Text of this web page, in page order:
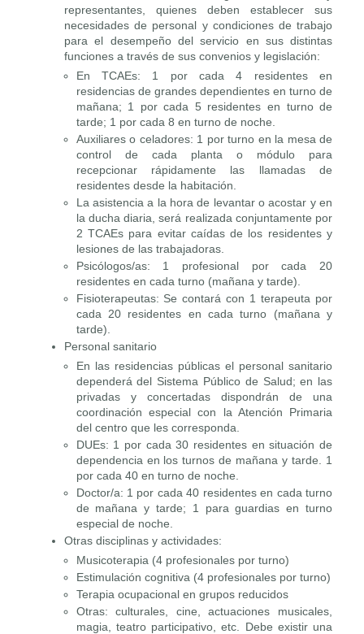
representantes, quienes deben establecer sus
necesidades de personal y condiciones de trabajo
para el desempeño del servicio en sus distintas
funciones a través de sus convenios y legislación:
En TCAEs: 1 por cada 4 residentes en
residencias de grandes dependientes en turno de
mañana; 1 por cada 5 residentes en turno de
tarde; 1 por cada 8 en turno de noche.
Auxiliares o celadores: 1 por turno en la mesa de
control de cada planta o módulo para
recepcionar rápidamente las llamadas de
residentes desde la habitación.
La asistencia a la hora de levantar o acostar y en
la ducha diaria, será realizada conjuntamente por
2 TCAEs para evitar caídas de los residentes y
lesiones de las trabajadoras.
Psicólogos/as: 1 profesional por cada 20
residentes en cada turno (mañana y tarde).
Fisioterapeutas: Se contará con 1 terapeuta por
cada 20 residentes en cada turno (mañana y
tarde).
Personal sanitario
En las residencias públicas el personal sanitario
dependerá del Sistema Público de Salud; en las
privadas y concertadas dispondrán de una
coordinación especial con la Atención Primaria
del centro que les corresponda.
DUEs: 1 por cada 30 residentes en situación de
dependencia en los turnos de mañana y tarde. 1
por cada 40 en turno de noche.
Doctor/a: 1 por cada 40 residentes en cada turno
de mañana y tarde; 1 para guardias en turno
especial de noche.
Otras disciplinas y actividades:
Musicoterapia (4 profesionales por turno)
Estimulación cognitiva (4 profesionales por turno)
Terapia ocupacional en grupos reducidos
Otras: culturales, cine, actuaciones musicales,
magia, teatro participativo, etc. Debe existir una